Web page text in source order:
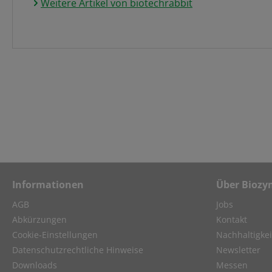
Weitere Artikel von biotechrabbit
Informationen
AGB
Abkürzungen
Cookie-Einstellungen
Datenschutzrechtliche Hinweise
Downloads
Über
Jobs
Kontakt
Newsletter
Messen